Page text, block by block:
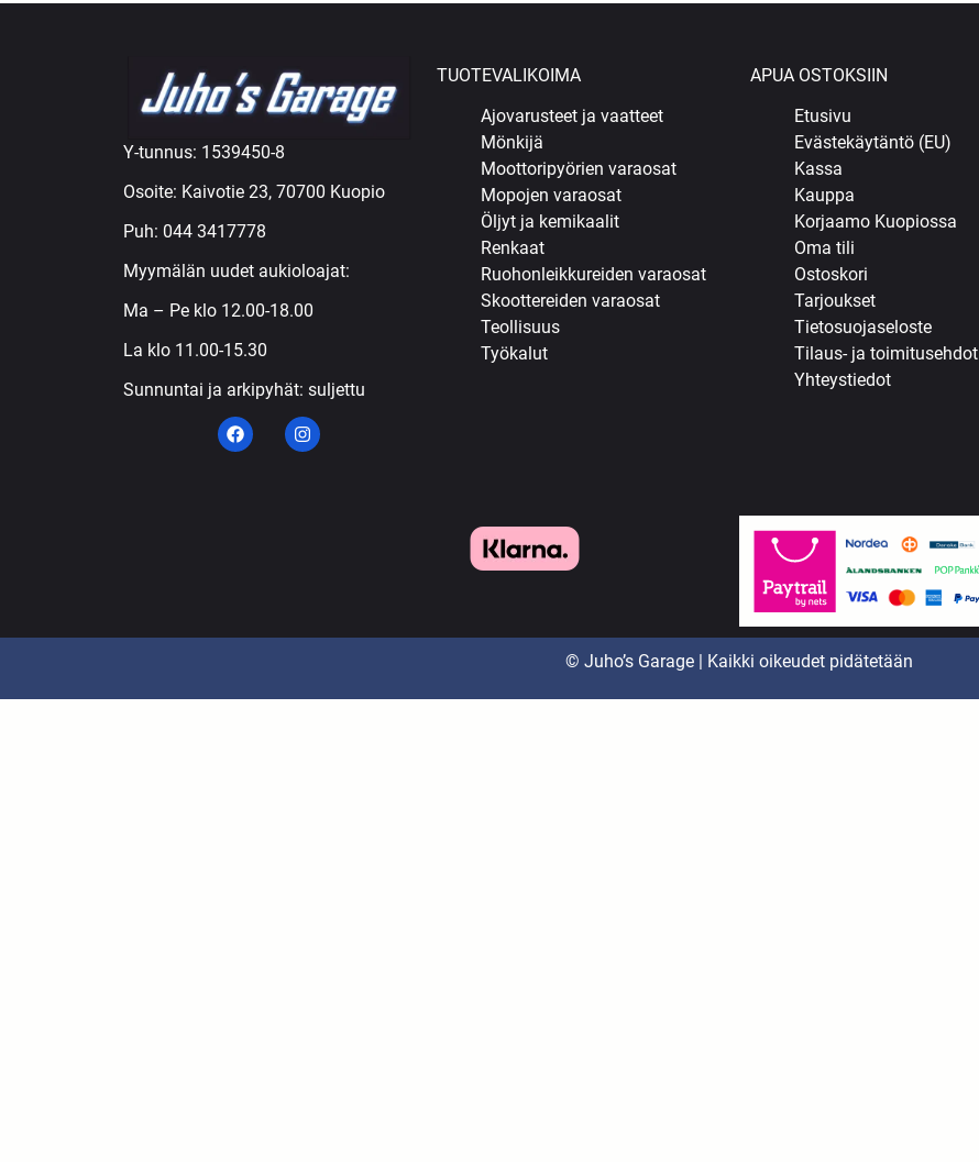
Y-tunnus: 1539450-8
Osoite: Kaivotie 23, 70700 Kuopio
Puh: 044 3417778
Myymälän uudet aukioloajat:
Ma – Pe klo 12.00-18.00
La klo 11.00-15.30
Sunnuntai ja arkipyhät: suljettu
TUOTEVALIKOIMA
Ajovarusteet ja vaatteet
Mönkijä
Moottoripyörien varaosat
Mopojen varaosat
Öljyt ja kemikaalit
Renkaat
Ruohonleikkureiden varaosat
Skoottereiden varaosat
Teollisuus
Työkalut
APUA OSTOKSIIN
Etusivu
Evästekäytäntö (EU)
Kassa
Kauppa
Korjaamo Kuopiossa
Oma tili
Ostoskori
Tarjoukset
Tietosuojaseloste
Tilaus- ja toimitusehdot
Yhteystiedot
© Juho’s Garage | Kaikki oikeudet pidätetään